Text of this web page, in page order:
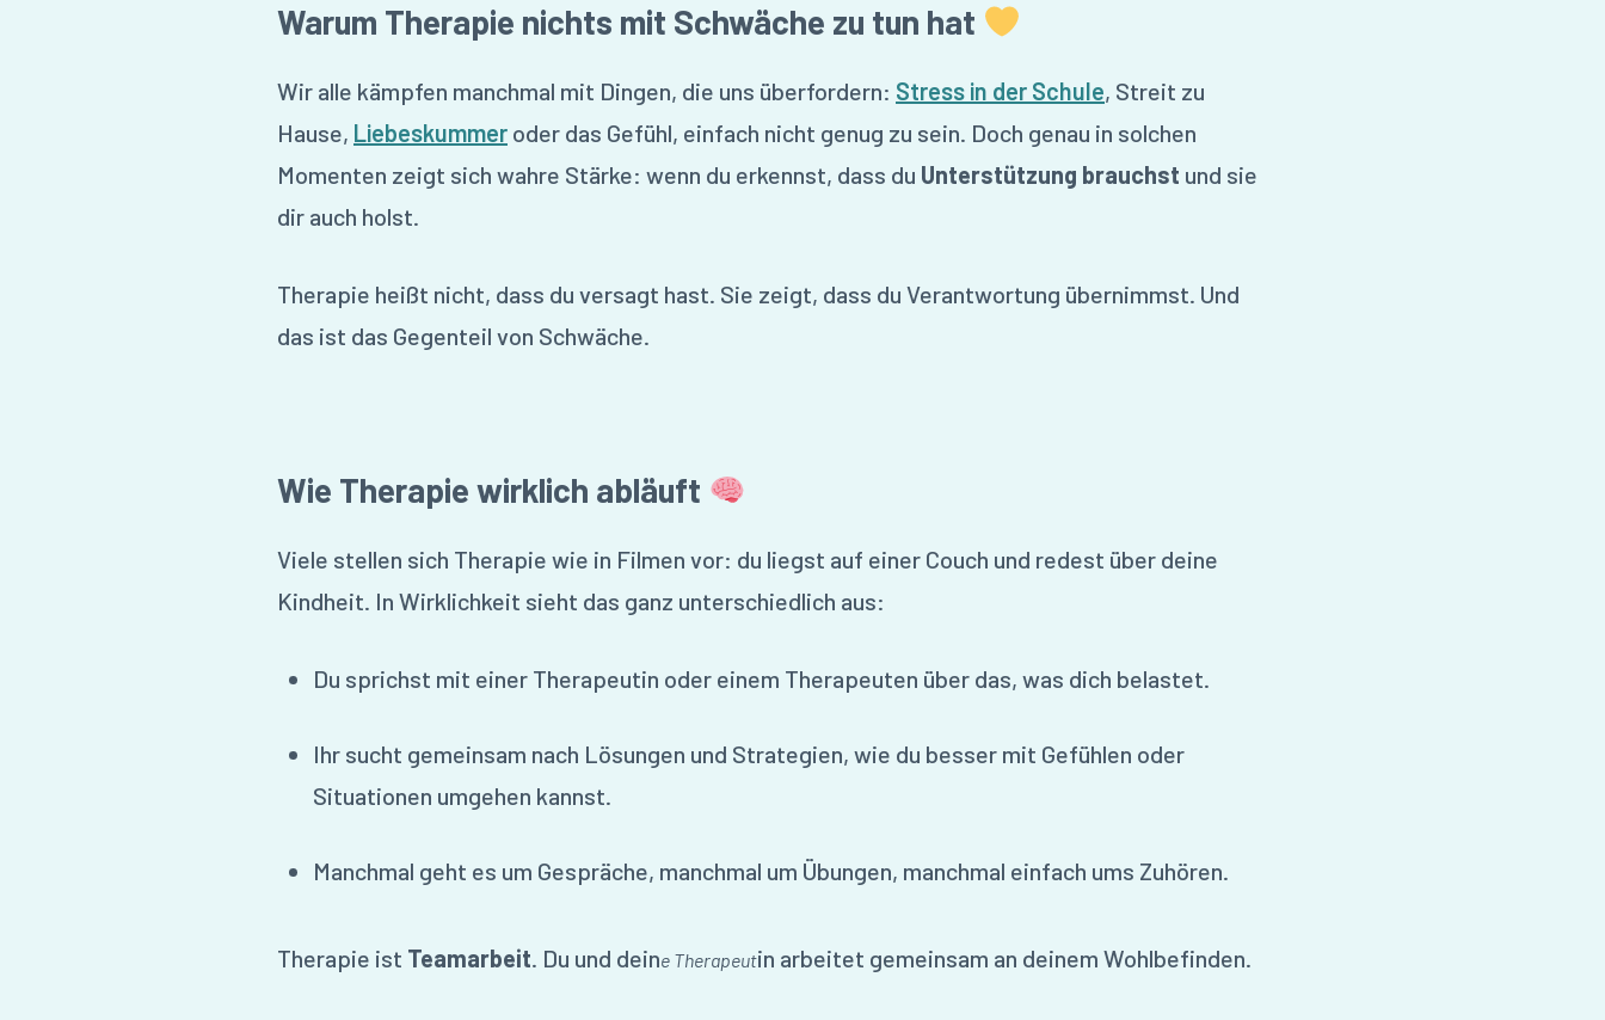
Warum Therapie nichts mit Schwäche zu tun hat
Wir alle kämpfen manchmal mit Dingen, die uns überfordern: Stress in der Schule, Streit zu
Hause, Liebeskummer oder das Gefühl, einfach nicht genug zu sein. Doch genau in solchen
Momenten zeigt sich wahre Stärke: wenn du erkennst, dass du Unterstützung brauchst und sie
dir auch holst.
Therapie heißt nicht, dass du versagt hast. Sie zeigt, dass du Verantwortung übernimmst. Und
das ist das Gegenteil von Schwäche.
Wie Therapie wirklich abläuft
Viele stellen sich Therapie wie in Filmen vor: du liegst auf einer Couch und redest über deine
Kindheit. In Wirklichkeit sieht das ganz unterschiedlich aus:
Du sprichst mit einer Therapeutin oder einem Therapeuten über das, was dich belastet.
Ihr sucht gemeinsam nach Lösungen und Strategien, wie du besser mit Gefühlen oder
Situationen umgehen kannst.
Manchmal geht es um Gespräche, manchmal um Übungen, manchmal einfach ums Zuhören.
Therapie ist Teamarbeit. Du und deine Therapeutin arbeitet gemeinsam an deinem Wohlbefinden.